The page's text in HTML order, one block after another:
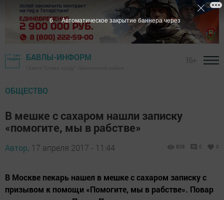
БАВЛЫ-ИНФОРМ
ОБЩЕСТВО
В мешке с сахаром нашли записку
«помогите, мы в рабстве»
Автор, 17 апреля 2017 - 11:44 808 0 0
В Москве пекарь нашел в мешке с сахаром записку с
призывом к помощи «Помогите, мы в рабстве». Повар
5 Автоматическое закрытие баннера через